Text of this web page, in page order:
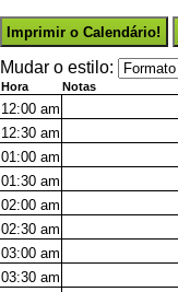
Imprimir o Calendário!
Mudar o estilo:
Hora Notas
12:00 am
12:30 am
01:00 am
01:30 am
02:00 am
02:30 am
03:00 am
03:30 am